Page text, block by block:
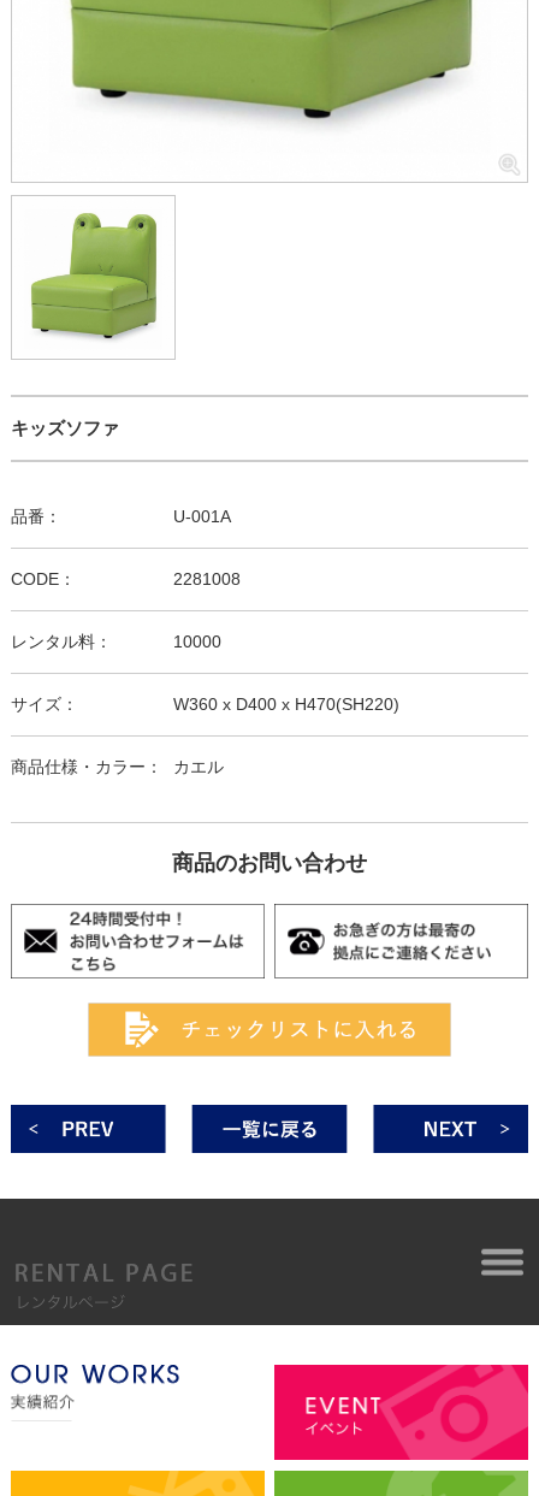
キッズソファ
品番： U-001A
CODE： 2281008
レンタル料： 10000
サイズ： W360 x D400 x H470(SH220)
商品仕様・カラー： カエル
商品のお問い合わせ